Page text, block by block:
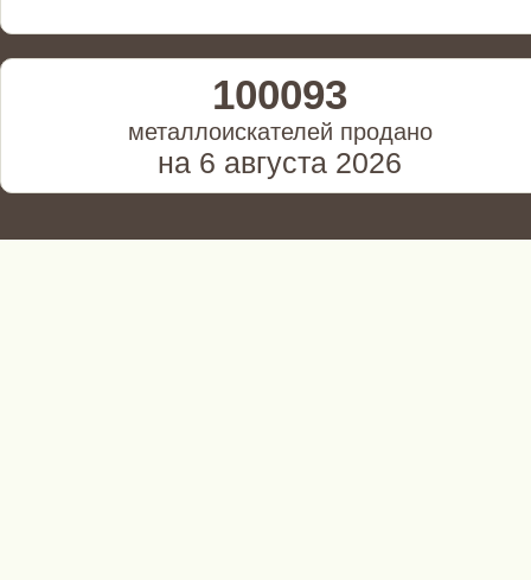
100093
металлоискателей продано
на 6 августа 2026